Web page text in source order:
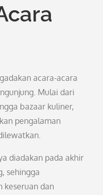
acara-acara
Mulai dari
bazaar kuliner,
pengalaman
diadakan pada akhir
sehingga
keseruan dan